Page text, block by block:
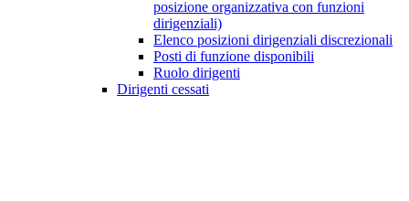
posizione organizzativa con funzioni
dirigenziali)
Elenco posizioni dirigenziali discrezionali
Posti di funzione disponibili
Ruolo dirigenti
Dirigenti cessati